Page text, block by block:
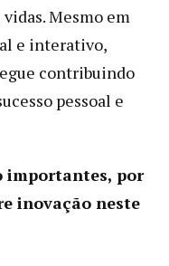
Mesmo em
e interativo,
contribuindo
pessoal e
importantes, por
inovação neste